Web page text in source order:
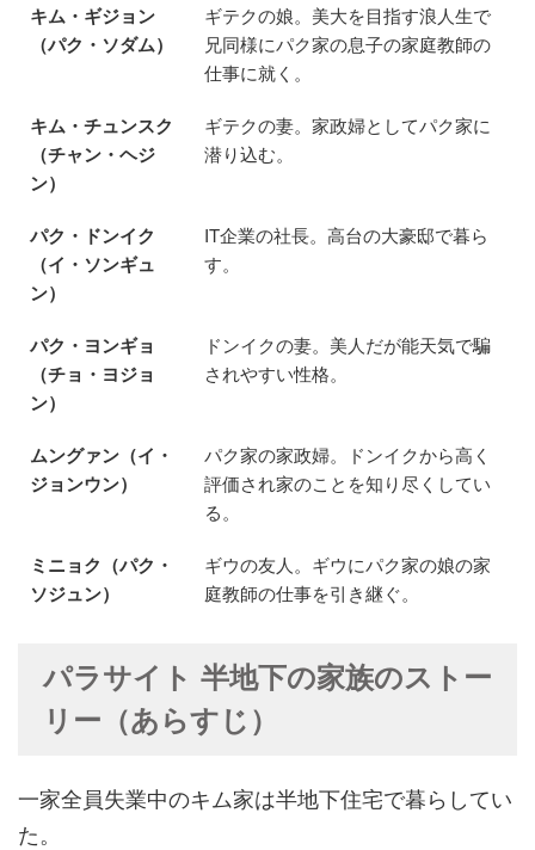
キム・ギジョン
（パク・ソダム）
ギテクの娘。美大を目指す浪人生で
兄同様にパク家の息子の家庭教師の
仕事に就く。
キム・チュンスク
（チャン・ヘジ
ン）
ギテクの妻。家政婦としてパク家に
潜り込む。
パク・ドンイク
（イ・ソンギュ
ン）
IT企業の社長。高台の大豪邸で暮ら
す。
パク・ヨンギョ
（チョ・ヨジョ
ン）
ドンイクの妻。美人だが能天気で騙
されやすい性格。
ムングァン（イ・
ジョンウン）
パク家の家政婦。ドンイクから高く
評価され家のことを知り尽くしてい
る。
ミニョク（パク・
ソジュン）
ギウの友人。ギウにパク家の娘の家
庭教師の仕事を引き継ぐ。
パラサイト 半地下の家族のストー
リー（あらすじ）
一家全員失業中のキム家は半地下住宅で暮らしてい
た。